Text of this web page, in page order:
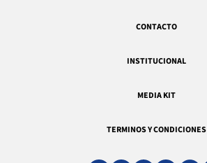
CONTACTO
INSTITUCIONAL
MEDIA KIT
TERMINOS Y CONDICIONES